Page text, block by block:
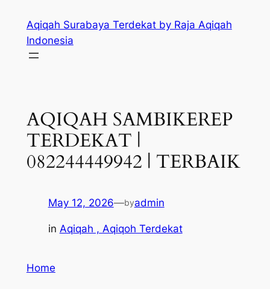
content
Aqiqah Surabaya Terdekat by Raja Aqiqah
Indonesia
AQIQAH SAMBIKEREP
TERDEKAT |
082244449942 | TERBAIK
May 12, 2026—byadmin
in Aqiqah , Aqiqoh Terdekat
Home